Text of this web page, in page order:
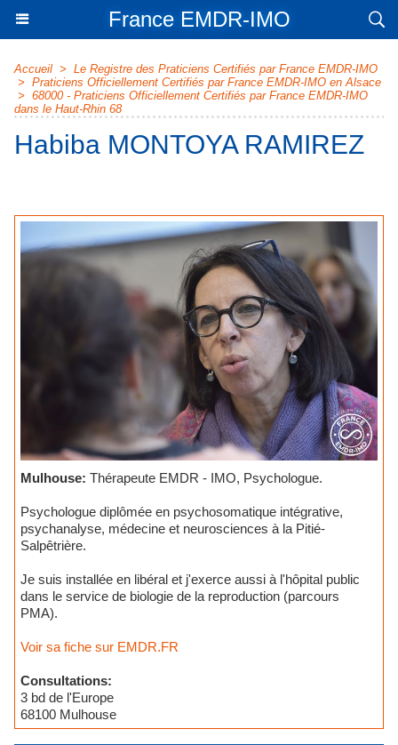
France EMDR-IMO
Accueil > Le Registre des Praticiens Certifiés par France EMDR-IMO
> Praticiens Officiellement Certifiés par France EMDR-IMO en Alsace
> 68000 - Praticiens Officiellement Certifiés par France EMDR-IMO
dans le Haut-Rhin 68
Habiba MONTOYA RAMIREZ
Mulhouse: Thérapeute EMDR - IMO, Psychologue.
Psychologue diplômée en psychosomatique intégrative,
psychanalyse, médecine et neurosciences à la Pitié-
Salpêtrière.
Je suis installée en libéral et j'exerce aussi à l'hôpital public
dans le service de biologie de la reproduction (parcours
PMA).
Voir sa fiche sur EMDR.FR
Consultations:
3 bd de l'Europe
68100 Mulhouse